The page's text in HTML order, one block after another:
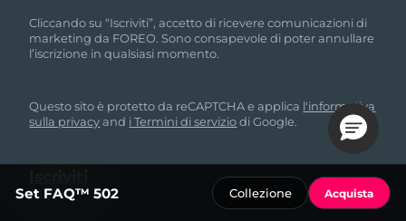
Cliccando su “Iscriviti”, accetto di ricevere comunicazioni di
marketing da FOREO. Sono consapevole di poter annullare
l’iscrizione in qualsiasi momento.
Questo sito è protetto da reCAPTCHA e applica l'informativa
sulla privacyand i Termini di serviziodi Google.
Set FAQ™ 502 Collezione Acquista